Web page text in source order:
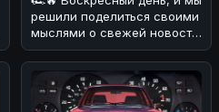
решили поделиться своими
мыслями о свежей новости!
💪 На днях в сети появ